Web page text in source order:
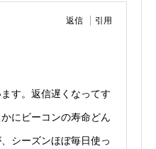
返信 引用
す。返信遅くなってす
にビーコンの寿命どん
シーズンほぼ毎日使っ